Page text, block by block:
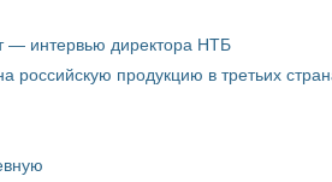
— интервью директора НТБ
российскую продукцию в третьих